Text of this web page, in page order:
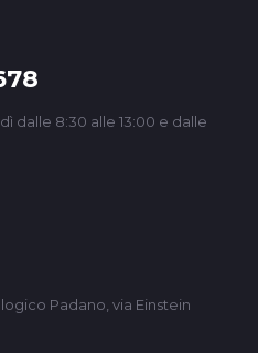
dalle 8:30 alle 13:00 e dalle
Padano, via Einstein